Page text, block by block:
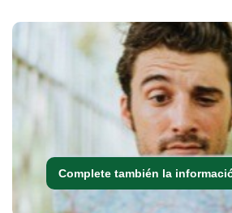
Complete también la